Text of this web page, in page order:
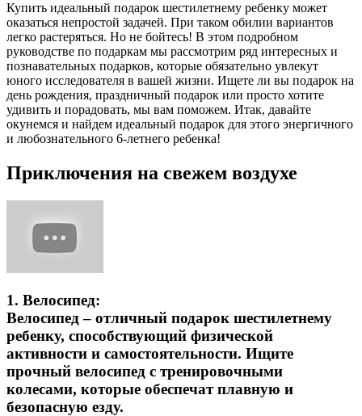
Купить идеальный подарок шестилетнему ребенку может
оказаться непростой задачей. При таком обилии вариантов
легко растеряться. Но не бойтесь! В этом подробном
руководстве по подаркам мы рассмотрим ряд интересных и
познавательных подарков, которые обязательно увлекут
юного исследователя в вашей жизни. Ищете ли вы подарок на
день рождения, праздничный подарок или просто хотите
удивить и порадовать, мы вам поможем. Итак, давайте
окунемся и найдем идеальный подарок для этого энергичного
и любознательного 6-летнего ребенка!
Приключения на свежем воздухе
1. Велосипед:
Велосипед – отличный подарок шестилетнему
ребенку, способствующий физической
активности и самостоятельности. Ищите
прочный велосипед с тренировочными
колесами, которые обеспечат плавную и
безопасную езду.